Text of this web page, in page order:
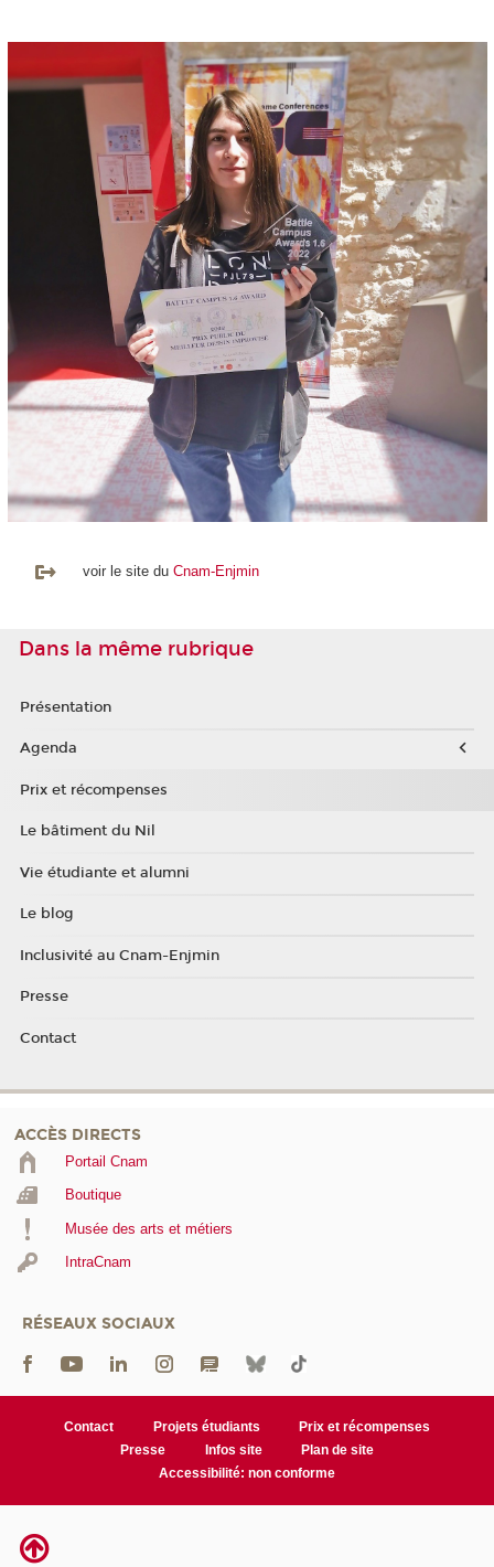
voir le site du Cnam-Enjmin
Dans la même rubrique
Présentation
Agenda
Prix et récompenses
Le bâtiment du Nil
Vie étudiante et alumni
Le blog
Inclusivité au Cnam-Enjmin
Presse
Contact
ACCÈS DIRECTS
Portail Cnam
Boutique
Musée des arts et métiers
IntraCnam
RÉSEAUX SOCIAUX
Contact Projets étudiants
Prix et récompenses
Presse
Infos site
Plan de site
Accessibilité: non conforme